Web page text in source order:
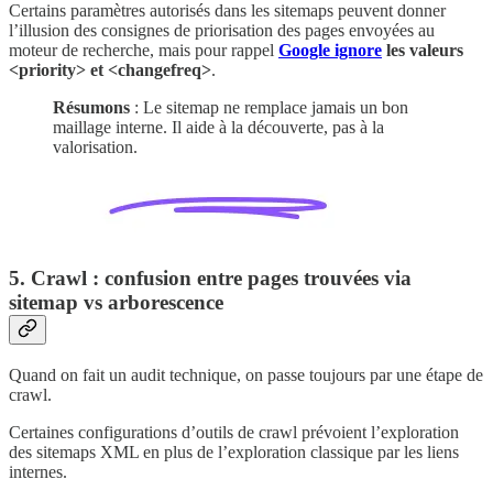
Certains paramètres autorisés dans les sitemaps peuvent donner
l’illusion des consignes de priorisation des pages envoyées au
moteur de recherche, mais pour rappel Google ignore les valeurs
<priority> et <changefreq>.
Résumons : Le sitemap ne remplace jamais un bon
maillage interne. Il aide à la découverte, pas à la
valorisation.
5. Crawl : confusion entre pages trouvées via
sitemap vs arborescence
Quand on fait un audit technique, on passe toujours par une étape de
crawl.
Certaines configurations d’outils de crawl prévoient l’exploration
des sitemaps XML en plus de l’exploration classique par les liens
internes.